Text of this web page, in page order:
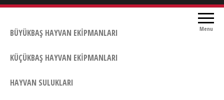
Menu
BÜYÜKBAŞ HAYVAN EKIPMANLARI
KÜÇÜKBAŞ HAYVAN EKIPMANLARI
HAYVAN SULUKLARI